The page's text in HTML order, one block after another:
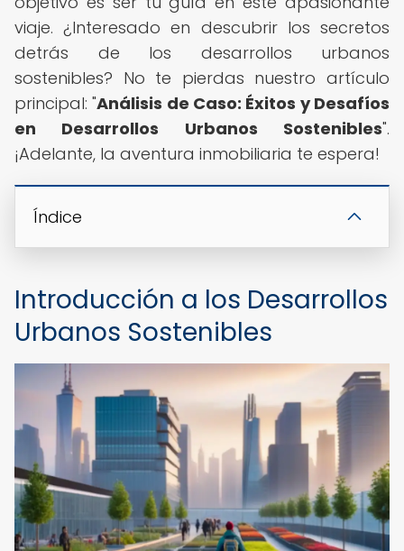
viaje. ¿Interesado en descubrir los secretos
detrás de los desarrollos urbanos
sostenibles? No te pierdas nuestro artículo
principal: "Análisis de Caso: Éxitos y Desafíos
en Desarrollos Urbanos Sostenibles".
¡Adelante, la aventura inmobiliaria te espera!
Índice
Introducción a los Desarrollos
Urbanos Sostenibles